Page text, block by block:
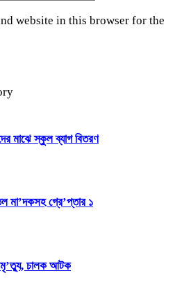
website in this browser for the
মাঝে স্কুল ব্যাগ বিতরণ
মা’দকসহ গ্রে’প্তার ১
মৃ’ত্যু, চালক আটক